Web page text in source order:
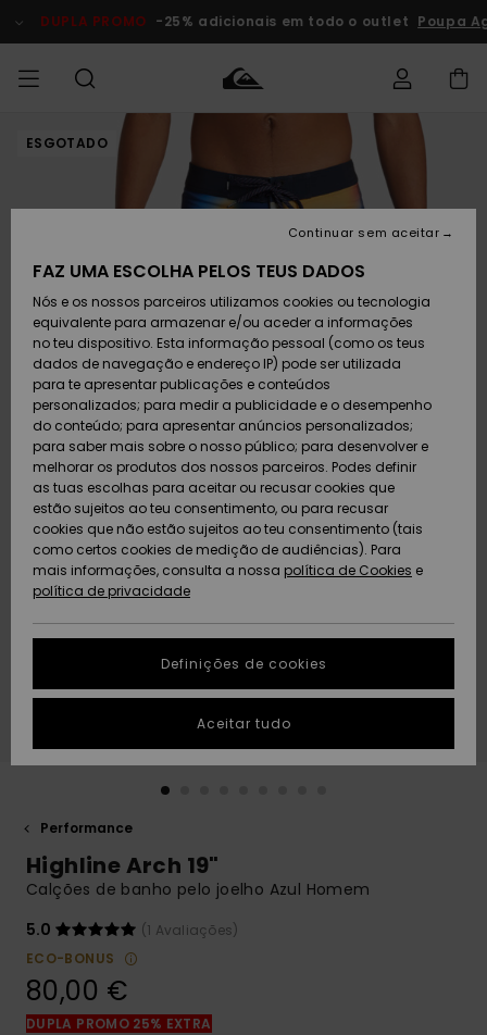
do
DUPLA PROMO -25% adicionais em todo o outlet Poupa
HOMEM Roupas
Calçado e
chinelos
Surfe/água
Snow
Artigos
recém-
chegados
Coleções
MENINO
Roupas
Calçado e
chinelos
Surfe/água
Neve
Artigos
recém-
chegados
Highlights
MULHER
Shop
chegados
Highlights
Snow
SURF
Surf Shop
Homem
Crianças
Highlights
Community
SNOW
Artigos
Neve
Homem
Artigos
Criança
Snow Shop
Feminino
Highlights
Community
DUPLA
PROMO
Outlet
Homem
Criança
Outlet
Mulher
AJUDA
encomenda
Devoluções
Pagamento
Cartão
presente
Quiksilver
Freedom
Protecção de
dados
Guia de
tamanhos
conversa para
obteres a
resposta mais
conversa
Encontra
respostas
para as
nosso
SUSTAINABILITY
PRESENTE
DESEJO
ESGOTADO
Performance
Highline Arch 19"
Calções de banho pelo joelho Azul Homem
5.0
(1 Avaliações)
ECO-BONUS
80,00 €
DUPLA PROMO 25% EXTRA
FAZ UMA ESCOLHA PELOS TEUS DADOS
Nós e os nossos parceiros utilizamos cookies ou tecnologia
equivalente para armazenar e/ou aceder a informações
no teu dispositivo. Esta informação pessoal (como os teus
dados de navegação e endereço IP) pode ser utilizada
para te apresentar publicações e conteúdos
personalizados; para medir a publicidade e o desempenho
do conteúdo; para apresentar anúncios personalizados;
para saber mais sobre o nosso público; para desenvolver e
melhorar os produtos dos nossos parceiros. Podes definir
as tuas escolhas para aceitar ou recusar cookies que
estão sujeitos ao teu consentimento, ou para recusar
cookies que não estão sujeitos ao teu consentimento (tais
como certos cookies de medição de audiências). Para
mais informações, consulta a nossa política de Cookies e
política de privacidade
Definições de cookies
Continuar sem aceitar
Aceitar tudo